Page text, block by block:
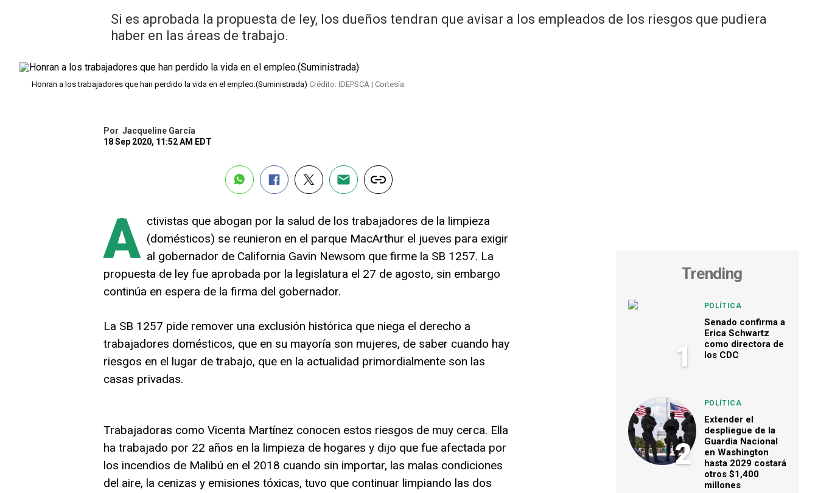
Si es aprobada la propuesta de ley, los dueños tendran que avisar a los empleados de los riesgos que pudiera
haber en las áreas de trabajo.
Honran a los trabajadores que han perdido la vida en el empleo.(Suministrada) Crédito: IDEPSCA | Cortesía
Por Jacqueline García
18 Sep 2020, 11:52 AM EDT
A ctivistas que abogan por la salud de los trabajadores de la limpieza
(domésticos) se reunieron en el parque MacArthur el jueves para exigir
al gobernador de California Gavin Newsom que firme la SB 1257. La
propuesta de ley fue aprobada por la legislatura el 27 de agosto, sin embargo
continúa en espera de la firma del gobernador.
La SB 1257 pide remover una exclusión histórica que niega el derecho a
trabajadores domésticos, que en su mayoría son mujeres, de saber cuando hay
riesgos en el lugar de trabajo, que en la actualidad primordialmente son las
casas privadas.
Trabajadoras como Vicenta Martínez conocen estos riesgos de muy cerca. Ella
ha trabajado por 22 años en la limpieza de hogares y dijo que fue afectada por
los incendios de Malibú en el 2018 cuando sin importar, las malas condiciones
del aire, la cenizas y emisiones tóxicas, tuvo que continuar limpiando las dos
Trending
1
POLÍTICA
Senado confirma a
Erica Schwartz
como directora de
los CDC
2
POLÍTICA
Extender el
despliegue de la
Guardia Nacional
en Washington
hasta 2029 costará
otros $1,400
millones